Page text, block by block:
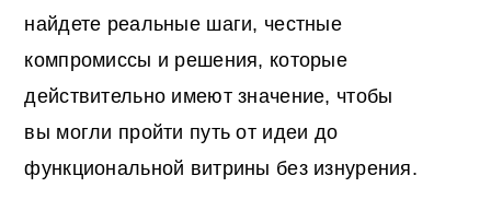
найдете реальные шаги, честные
компромиссы и решения, которые
действительно имеют значение, чтобы
вы могли пройти путь от идеи до
функциональной витрины без изнурения.